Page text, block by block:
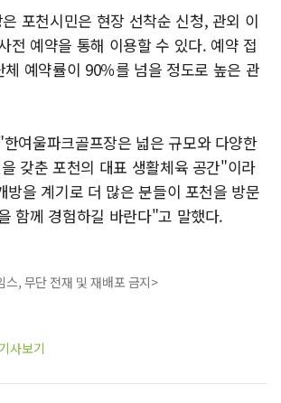
포천시민은 현장 선착순 신청, 관외 이
전 예약을 통해 이용할 수 있다. 예약 접
예약률이 90％를 넘을 정도로 높은 관
여울파크골프장은 넓은 규모와 다양한
갖춘 포천의 대표 생활체육 공간"이라
방을 계기로 더 많은 분들이 포천을 방문
함께 경험하길 바란다"고 말했다.
, 무단 전재 및 재배포 금지>
사보기